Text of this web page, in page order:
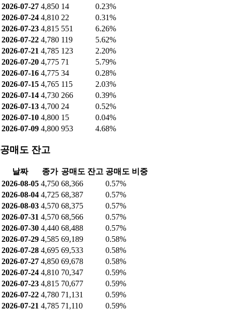
2026-07-27 4,850 14
0.23%
2026-07-24 4,810 22
0.31%
2026-07-23 4,815 551
6.26%
2026-07-22 4,780 119
5.62%
2026-07-21 4,785 123
2.20%
2026-07-20 4,775 71
5.79%
2026-07-16 4,775 34
0.28%
2026-07-15 4,765 115
2.03%
2026-07-14 4,730 266
0.39%
2026-07-13 4,700 24
0.52%
2026-07-10 4,800 15
0.04%
2026-07-09 4,800 953 4.68%
공매도 잔고
날짜 종가 공매도 잔고 공매도 비중
2026-08-05 4,750 68,366
0.57%
2026-08-04 4,725 68,387
0.57%
2026-08-03 4,570 68,375
0.57%
2026-07-31 4,570 68,566
0.57%
2026-07-30 4,440 68,488
0.57%
2026-07-29 4,585 69,189
0.58%
2026-07-28 4,695 69,533
0.58%
2026-07-27 4,850 69,678
0.58%
2026-07-24 4,810 70,347
0.59%
2026-07-23 4,815 70,677
0.59%
2026-07-22 4,780 71,131
0.59%
2026-07-21 4,785 71,110
0.59%